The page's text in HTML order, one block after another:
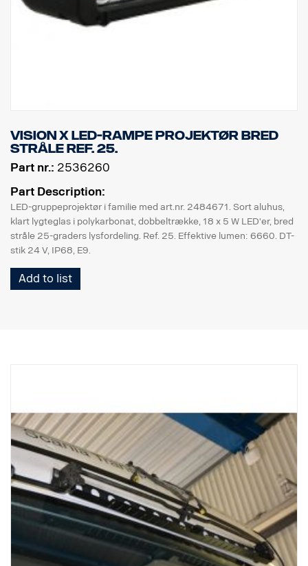
Vision X LED-rampe projektør bred
stråle Ref. 25.
Part nr.: 2536260
Part Description:
LED-gruppeprojektør i familie med art.nr. 2484671. Sort aluhus,
klart lygteglas i polykarbonat, dobbeltrække, 18 x 5 W LED'er, bred
stråle 25-graders lysfordeling. Ref. 25. Effektive lumen: 6660. DT-
stik 24 V, IP68, E9.
Add to list